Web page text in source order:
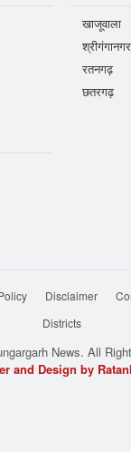
खाजूवाला
श्रीगंगानगर
रतनगढ़
छतरगढ़
Disclaimer
Districts
News. All
and Design by